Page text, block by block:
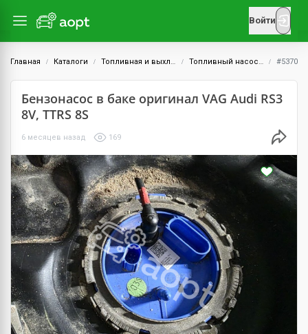
Войти
Главная Каталоги Топливная и выхлопная системы Топливный насос низкого давления (погружной) #5370
Бензонасос в баке оригинал VAG Audi RS3
8V, TTRS 8S
6 месяцев назад 169